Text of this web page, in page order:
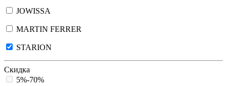
JOWISSA
MARTIN FERRER
STARION
Скидка
5%-70%